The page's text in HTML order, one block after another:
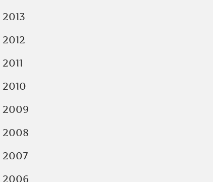
2013
2012
2011
2010
2009
2008
2007
2006